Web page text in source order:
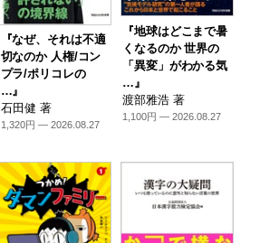
『なぜ、それは不適
切なのか 人権/コン
プラ/ポリコレの
…』
石田健 著
1,320円 — 2026.08.27
『地球はどこまで暑
くなるのか 世界の
「異変」がわかる気
…』
渡部雅浩 著
1,100円 — 2026.08.27